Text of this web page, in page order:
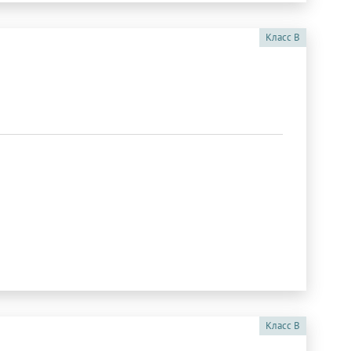
Класс B
Класс B